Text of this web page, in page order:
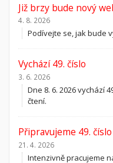
Již brzy bude nový
4. 8. 2026
Podívejte se, jak bude
Vychází 49. číslo
3. 6. 2026
Dne 8. 6. 2026 vychází
čtení.
Připravujeme 49. číslo
21. 4. 2026
Intenzivně pracujeme